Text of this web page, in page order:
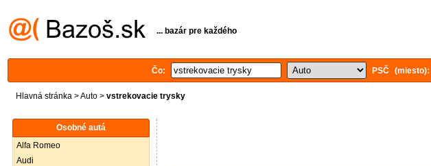
... bazár pre každého
Čo: PSČ (miesto):
Hlavná stránka >Auto > vstrekovacie trysky
Osobné autá
Alfa Romeo
Audi